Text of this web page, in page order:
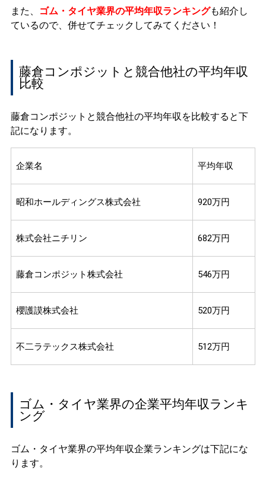
また、 ゴム・タイヤ業界の平均年収ランキングも紹介し
ているので、併せてチェックしてみてください！
藤倉コンポジットと競合他社の平均年収
比較
藤倉コンポジットと競合他社の平均年収を比較すると下
記になります。
企業名 平均年収
昭和ホールディングス株式会社 920万円
株式会社ニチリン 682万円
藤倉コンポジット株式会社 546万円
櫻護謨株式会社 520万円
不二ラテックス株式会社 512万円
ゴム・タイヤ業界の企業平均年収ランキ
ング
ゴム・タイヤ業界の平均年収企業ランキングは下記にな
ります。